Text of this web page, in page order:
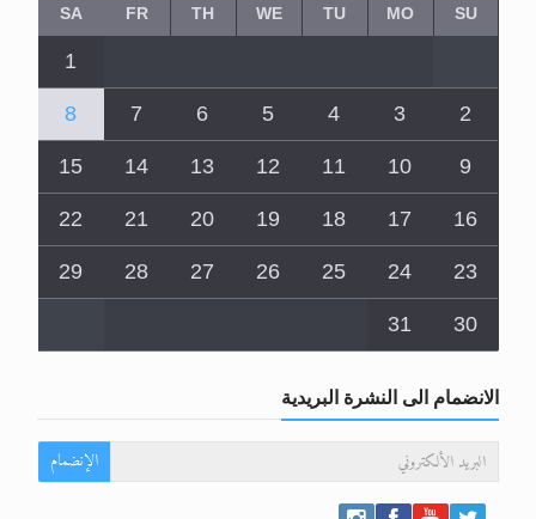
SU
MO
TU
WE
TH
FR
SA
1
2
3
4
5
6
7
8
9
10
11
12
13
14
15
16
17
18
19
20
21
22
23
24
25
26
27
28
29
30
31
الانضمام الى النشرة البريدية
الإنضمام